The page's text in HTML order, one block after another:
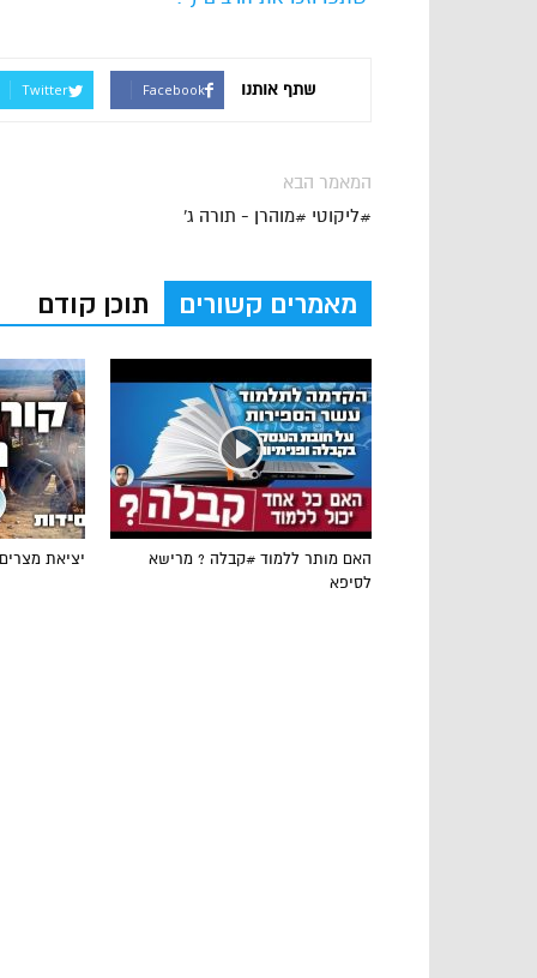
שתף אותנו Facebook
Twitter
המאמר הבא
#ליקוטי #מוהרן - תורה ג'
מאמרים קשורים תוכן קודם
יציאת מצרים
האם מותר ללמוד #קבלה ? מרישא
לסיפא